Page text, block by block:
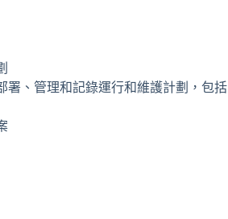
署、管理和記錄運行和維護計劃，包括